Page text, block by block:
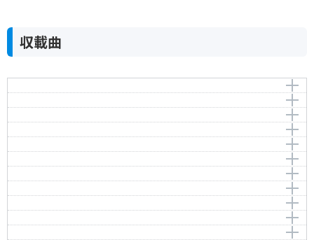
収載曲
浜辺の歌
Nostalgia on the Beach (Hamabe no Uta)
作曲者：成田為三
Narita，Tamezo
朧月夜
Oboro Zukiyo
作曲者：岡野貞一
Okano，Teiichi
宵待草
Evening Primrose (Yoimachigusa)
作曲者：多 忠亮
Ono，Tadasuke
叱られて
作曲者：弘田 龍太郎
Hirota，Ryutaro
中国地方の子守唄
作曲者：-
Traditional
編曲者：山田耕筰／野田暉行
Yamada，Kosaku/Noda，Teruyuki
花嫁人形
作曲者：杉山 長谷夫
Sugiyama，Haseo
城ヶ島の雨
作曲者：梁田 貞
Yanada，Tadashi
椰子の実
Coconut (Yashi no Mi)
作曲者：大中寅二
里の秋
作曲者：海沼 実
赤とんぼ